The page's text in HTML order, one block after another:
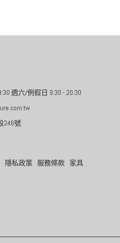
週六/例假日 9:30 - 20:30
246號
隱私政策 服務條款 家具